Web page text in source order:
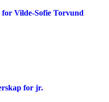
for Vilde-Sofie Torvund
for jr.